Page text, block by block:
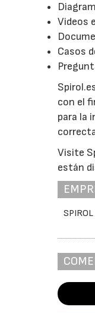
Videos
Casos
con el
para la
Visite
están